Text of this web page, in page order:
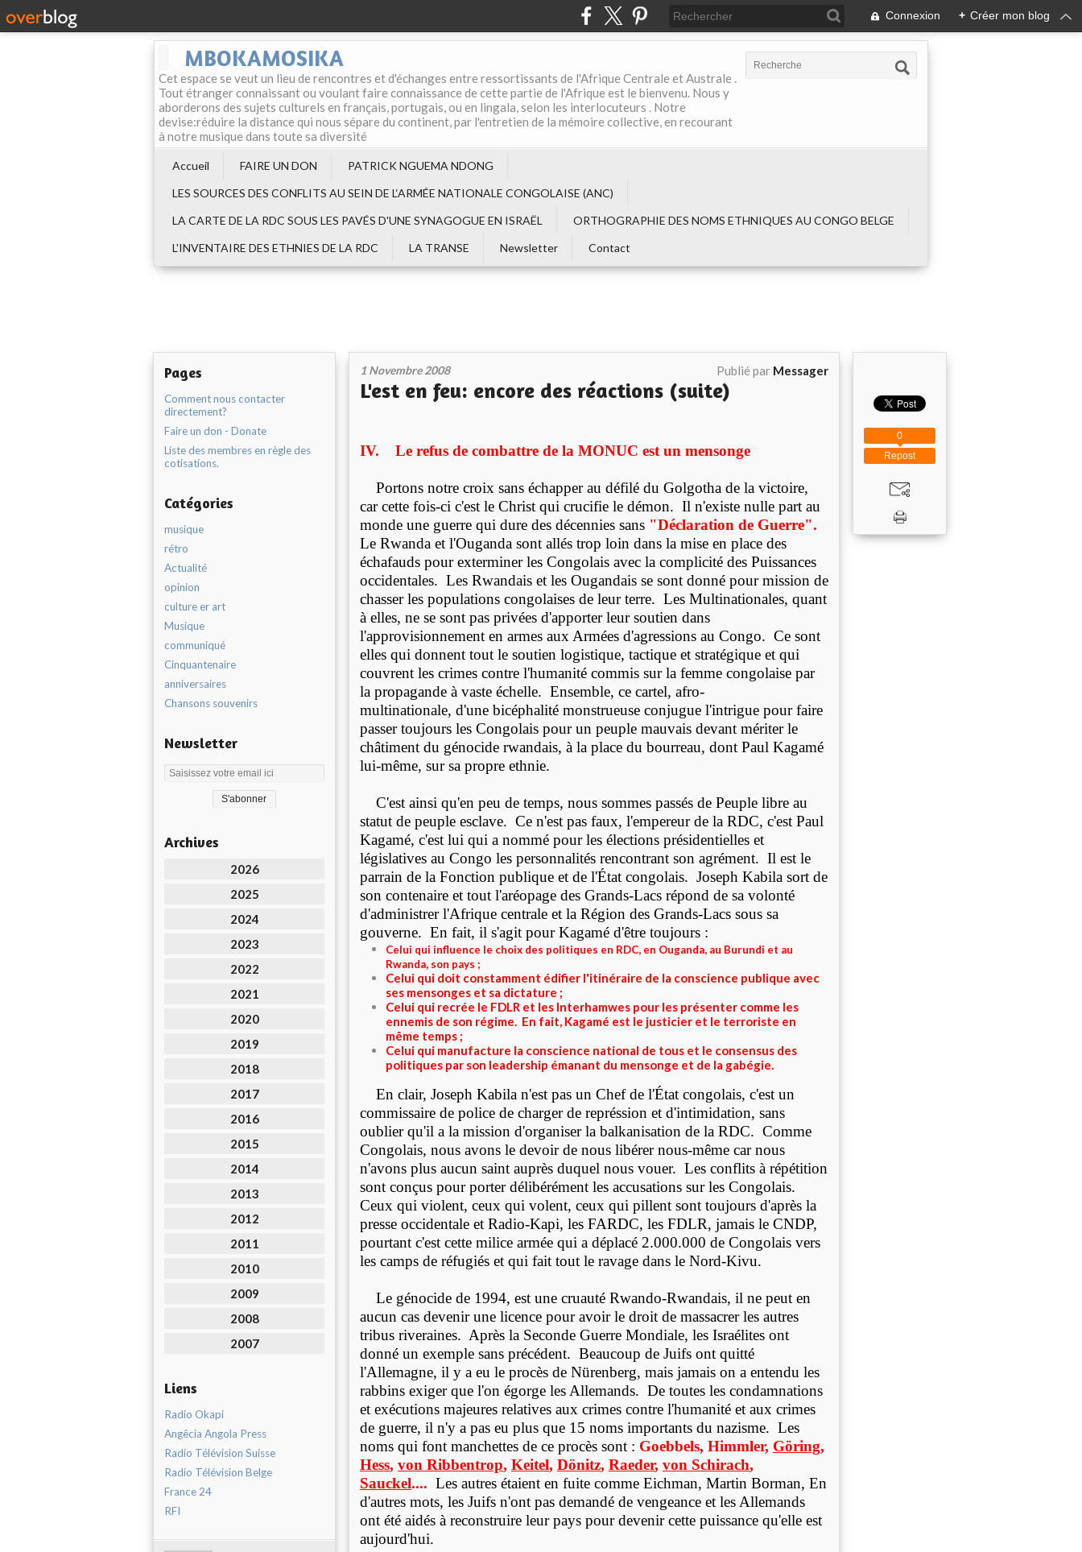
Connexion + Créer mon blog
MBOKAMOSIKA
Cet espace se veut un lieu de rencontres et d'échanges entre ressortissants de l'Afrique Centrale et Australe .
Tout étranger connaissant ou voulant faire connaissance de cette partie de l'Afrique est le bienvenu. Nous y
aborderons des sujets culturels en français, portugais, ou en lingala, selon les interlocuteurs . Notre
devise:réduire la distance qui nous sépare du continent, par l'entretien de la mémoire collective, en recourant
à notre musique dans toute sa diversité
Accueil FAIRE UN DON
PATRICK NGUEMA NDONG
LES SOURCES DES CONFLITS AU SEIN DE L‘ARMÉE NATIONALE CONGOLAISE (ANC)
LA CARTE DE LA RDC SOUS LES PAVÉS D'UNE SYNAGOGUE EN ISRAËL
ORTHOGRAPHIE DES NOMS ETHNIQUES AU CONGO BELGE
L'INVENTAIRE DES ETHNIES DE LA RDC
LA TRANSE Newsletter Contact
Pages
Comment nous contacter
directement?
Faire un don - Donate
Liste des membres en règle des
cotisations.
Catégories
musique
rétro
Actualité
opinion
culture er art
Musique
communiqué
Cinquantenaire
anniversaires
Chansons souvenirs
Newsletter
Archives
2026
2025
2024
2023
2022
2021
2020
2019
2018
2017
2016
2015
2014
2013
2012
2011
2010
2009
2008
2007
Liens
Radio Okapi
Angêcia Angola Press
Radio Télévision Suisse
Radio Télévision Belge
France 24
RFI
1 Novembre 2008 Publié par Messager
L'est en feu: encore des réactions (suite)
IV. Le refus de combattre de la MONUC est un mensonge
Portons notre croix sans échapper au défilé du Golgotha de la victoire,
car cette fois-ci c'est le Christ qui crucifie le démon. Il n'existe nulle part au
monde une guerre qui dure des décennies sans "Déclaration de Guerre".
Le Rwanda et l'Ouganda sont allés trop loin dans la mise en place des
échafauds pour exterminer les Congolais avec la complicité des Puissances
occidentales. Les Rwandais et les Ougandais se sont donné pour mission de
chasser les populations congolaises de leur terre. Les Multinationales, quant
à elles, ne se sont pas privées d'apporter leur soutien dans
l'approvisionnement en armes aux Armées d'agressions au Congo. Ce sont
elles qui donnent tout le soutien logistique, tactique et stratégique et qui
couvrent les crimes contre l'humanité commis sur la femme congolaise par
la propagande à vaste échelle. Ensemble, ce cartel, afro-
multinationale, d'une bicéphalité monstrueuse conjugue l'intrigue pour faire
passer toujours les Congolais pour un peuple mauvais devant mériter le
châtiment du génocide rwandais, à la place du bourreau, dont Paul Kagamé
lui-même, sur sa propre ethnie.
C'est ainsi qu'en peu de temps, nous sommes passés de Peuple libre au
statut de peuple esclave. Ce n'est pas faux, l'empereur de la RDC, c'est Paul
Kagamé, c'est lui qui a nommé pour les élections présidentielles et
législatives au Congo les personnalités rencontrant son agrément. Il est le
parrain de la Fonction publique et de l'État congolais. Joseph Kabila sort de
son contenaire et tout l'aréopage des Grands-Lacs répond de sa volonté
d'administrer l'Afrique centrale et la Région des Grands-Lacs sous sa
gouverne. En fait, il s'agit pour Kagamé d'être toujours :
Celui qui influence le choix des politiques en RDC, en Ouganda, au Burundi et au
Rwanda, son pays ;
Celui qui doit constamment édifier l'itinéraire de la conscience publique avec
ses mensonges et sa dictature ;
Celui qui recrée le FDLR et les Interhamwes pour les présenter comme les
ennemis de son régime. En fait, Kagamé est le justicier et le terroriste en
même temps ;
Celui qui manufacture la conscience national de tous et le consensus des
politiques par son leadership émanant du mensonge et de la gabégie.
En clair, Joseph Kabila n'est pas un Chef de l'État congolais, c'est un
commissaire de police de charger de représsion et d'intimidation, sans
oublier qu'il a la mission d'organiser la balkanisation de la RDC. Comme
Congolais, nous avons le devoir de nous libérer nous-même car nous
n'avons plus aucun saint auprès duquel nous vouer. Les conflits à répétition
sont conçus pour porter délibérément les accusations sur les Congolais.
Ceux qui violent, ceux qui volent, ceux qui pillent sont toujours d'après la
presse occidentale et Radio-Kapi, les FARDC, les FDLR, jamais le CNDP,
pourtant c'est cette milice armée qui a déplacé 2.000.000 de Congolais vers
les camps de réfugiés et qui fait tout le ravage dans le Nord-Kivu.
Le génocide de 1994, est une cruauté Rwando-Rwandais, il ne peut en
aucun cas devenir une licence pour avoir le droit de massacrer les autres
tribus riveraines. Après la Seconde Guerre Mondiale, les Israélites ont
donné un exemple sans précédent. Beaucoup de Juifs ont quitté
l'Allemagne, il y a eu le procès de Nürenberg, mais jamais on a entendu les
rabbins exiger que l'on égorge les Allemands. De toutes les condamnations
et exécutions majeures relatives aux crimes contre l'humanité et aux crimes
de guerre, il n'y a pas eu plus que 15 noms importants du nazisme. Les
noms qui font manchettes de ce procès sont : Goebbels, Himmler, Göring,
Hess, von Ribbentrop, Keitel, Dönitz, Raeder, von Schirach,
Sauckel.... Les autres étaient en fuite comme Eichman, Martin Borman, En
d'autres mots, les Juifs n'ont pas demandé de vengeance et les Allemands
ont été aidés à reconstruire leur pays pour devenir cette puissance qu'elle est
aujourd'hui.
Repost
0